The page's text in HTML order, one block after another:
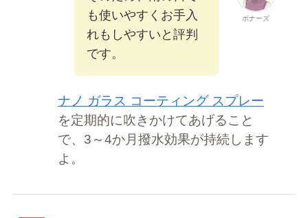
ボナーズ
も使いやすくお手入
れもしやすいと評判
です。
ナノ ガラス コーティング スプレー
を定期的に吹きかけてあげること
で、3～4か月撥水効果が持続します
よ。